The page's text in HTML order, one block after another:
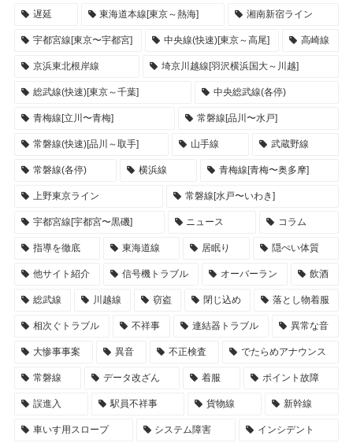
遅延 東海道本線[東京～熱海] 湘南新宿ライン
宇都宮線[東京〜宇都宮] 中央線(快速)[東京～高尾] 高崎線
京浜東北根岸線 埼京川越線[羽沢横浜国大～川越]
総武線(快速)[東京～千葉] 中央総武線(各停)
青梅線[立川〜青梅] 常磐線[品川〜水戸]
常磐線(快速)[品川～取手] 山手線 武蔵野線
常磐線(各停) 横浜線 青梅線[青梅〜奥多摩]
上野東京ライン 常磐線[水戸〜いわき]
宇都宮線[宇都宮〜黒磯] ニュース コラム
指導を徹底 東海道線 居眠り 隠ぺい体質
他サイト紹介 信号機トラブル オーバーラン 飲酒
総武線 川越線 窃盗 閉じ込め 落とし物着服
相次ぐトラブル 不祥事 連結器トラブル 異常な音
大惨事事案 異音 不正検査 でたらめアナウンス
常磐線 データ改ざん 着服 ポイント故障
誤進入 駅員不祥事 貨物線 新幹線
車いす用スロープ システム障害 インシデント